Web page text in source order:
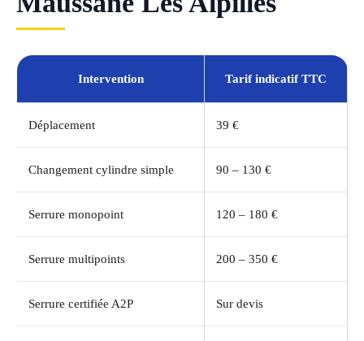
Intervention Tarif indicatif TTC
Déplacement 39 €
Changement cylindre simple 90 – 130 €
Serrure monopoint 120 – 180 €
Serrure multipoints 200 – 350 €
Serrure certifiée A2P Sur devis